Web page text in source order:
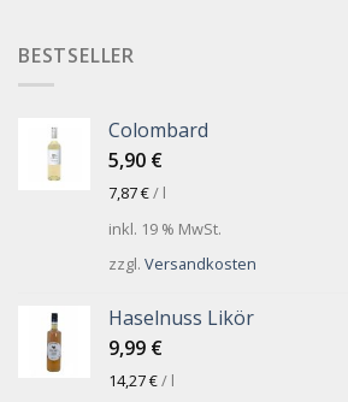
BESTSELLER
Colombard
5,90 €
7,87€/ l
inkl. 19 % MwSt.
zzgl. Versandkosten
Haselnuss Likör
9,99 €
14,27€/ l